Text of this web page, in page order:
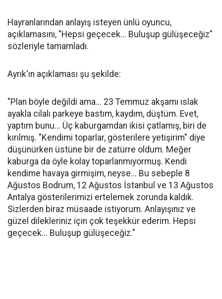
Hayranlarından anlayış isteyen ünlü oyuncu,
açıklamasını, "Hepsi geçecek... Buluşup gülüşeceğiz"
sözleriyle tamamladı.
Ayrık'ın açıklaması şu şekilde:
"Plan böyle değildi ama... 23 Temmuz akşamı ıslak
ayakla cilalı parkeye bastım, kaydım, düştüm. Evet,
yaptım bunu... Üç kaburgamdan ikisi çatlamış, biri de
kırılmış. "Kendimi toparlar, gösterilere yetişirim" diye
düşünürken üstüne bir de zatürre oldum. Meğer
kaburga da öyle kolay toparlanmıyormuş. Kendi
kendime havaya girmişim, neyse... Bu sebeple 8
Ağustos Bodrum, 12 Ağustos İstanbul ve 13 Ağustos
Antalya gösterilerimizi ertelemek zorunda kaldık.
Sizlerden biraz müsaade istiyorum. Anlayışınız ve
güzel dilekleriniz için çok teşekkür ederim. Hepsi
geçecek... Buluşup gülüşeceğiz."